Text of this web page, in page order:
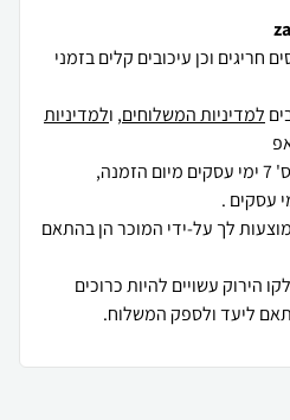
חריגים וכן עיכובים קלים בזמני
למדיניות המשלוחים, ולמדיניות
לך על-ידי המוכר הן בהתאם
הירוק עשויים להיות כרוכים
ליעד ולספק המשלוח.